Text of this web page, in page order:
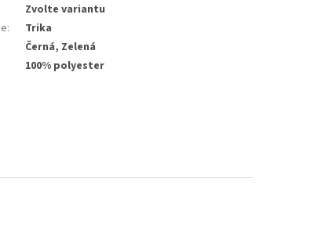
Zvolte variantu
:
Trika
Černá, Zelená
100% polyester